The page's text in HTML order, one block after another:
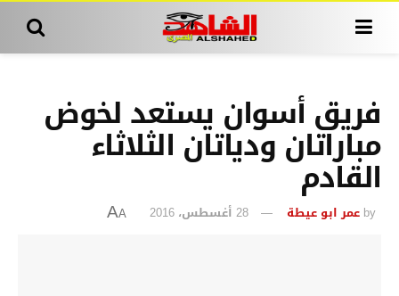
فريق أسوان يستعد لخوض
مباراتان ودياتان الثلاثاء
القادم
by عمر ابو عيطة 28 أغسطس، 2016 A
A